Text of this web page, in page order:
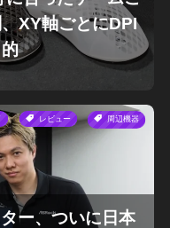
XY軸ごとにDPI
レビュー 周辺機器
ー、ついに日本